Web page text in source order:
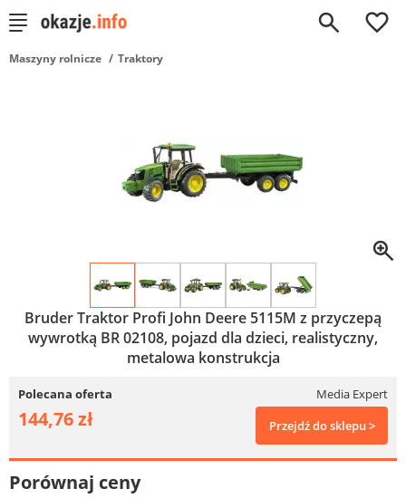
0
Maszyny rolnicze Traktory
Bruder Traktor Profi John Deere 5115M z przyczepą
wywrotką BR 02108, pojazd dla dzieci, realistyczny,
metalowa konstrukcja
Polecana oferta Media Expert
144,76 zł Przejdź do sklepu >
Porównaj ceny